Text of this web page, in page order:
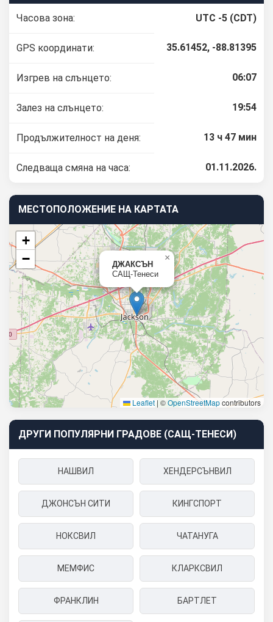
Часова зона: UTC -5 (CDT)
GPS координати: 35.61452, -88.81395
Изгрев на слънцето: 06:07
Залез на слънцето: 19:54
Продължителност на деня: 13 ч 47 мин
Следваща смяна на часа: 01.11.2026.
МЕСТОПОЛОЖЕНИЕ НА КАРТАТА
ДЖАКСЪН
САЩ-Тенеси
×
+
−
Leaflet | ©OpenStreetMapcontributors
ДРУГИ ПОПУЛЯРНИ ГРАДОВЕ (САЩ-ТЕНЕСИ)
НАШВИЛ ХЕНДЕРСЪНВИЛ
ДЖОНСЪН СИТИ КИНГСПОРТ
НОКСВИЛ ЧАТАНУГА
МЕМФИС КЛАРКСВИЛ
ФРАНКЛИН БАРТЛЕТ